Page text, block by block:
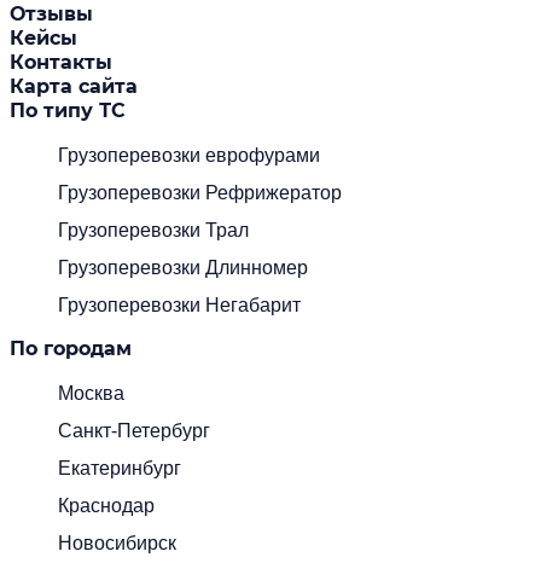
Отзывы
Кейсы
Контакты
Карта сайта
По типу ТС
Грузоперевозки еврофурами
Грузоперевозки Рефрижератор
Грузоперевозки Трал
Грузоперевозки Длинномер
Грузоперевозки Негабарит
По городам
Москва
Санкт-Петербург
Екатеринбург
Краснодар
Новосибирск